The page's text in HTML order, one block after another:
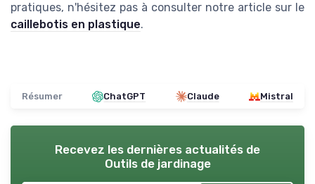
pratiques, n'hésitez pas à consulter notre article sur le
caillebotis en plastique.
Résumer ChatGPT Claude Mistral
Recevez les dernières actualités de
Outils de jardinage